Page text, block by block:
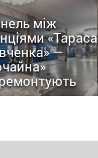
між
«Тараса
—